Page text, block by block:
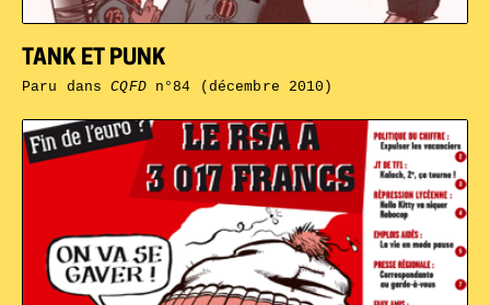
TANK ET PUNK
Paru dansCQFDn°84 (décembre 2010)